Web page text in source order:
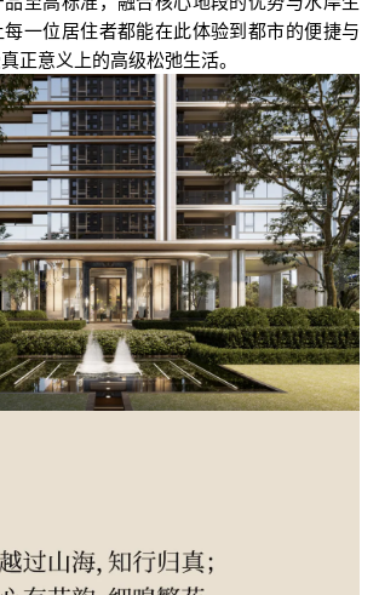
一位居住者都能在此体验到都市的便捷与
正意义上的高级松弛生活。